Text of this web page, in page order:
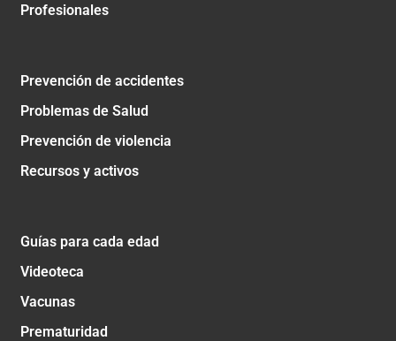
Profesionales
Prevención de accidentes
Problemas de Salud
Prevención de violencia
Recursos y activos
Guías para cada edad
Videoteca
Vacunas
Prematuridad